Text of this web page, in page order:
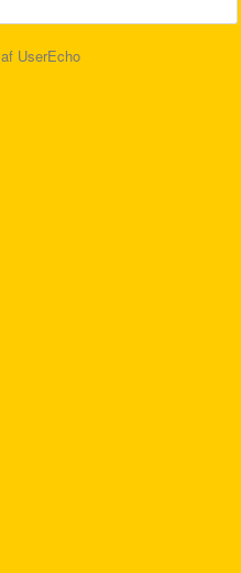
af UserEcho